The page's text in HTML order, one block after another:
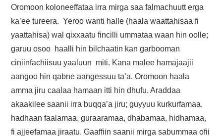
Oromoon koloneeffataa irra mirga saa falmachuutt erga
ka’ee tureera. Yeroo wanti halle (haala waattahisaa fi
yaattahisa) wal qixxaatu fincilli ummataa waan hin oolle;
garuu osoo haalli hin bilchaatin kan garbooman
ciniinfachiisuu yaaluun miti. Kana malee hamajaajii
aangoo hin qabne aangessuu ta’a. Oromoon haala
amma jiru caalaa hamaan itti hin dhufu. Araddaa
akaakilee saanii irra buqqa’a jiru; guyyuu kurkurfamaa,
hadhaan faalamaa, guraaramaa, dhabamaa, hidhamaa,
fi ajjeefamaa jiraatu. Gaaffiin saanii mirga sabummaa ofii